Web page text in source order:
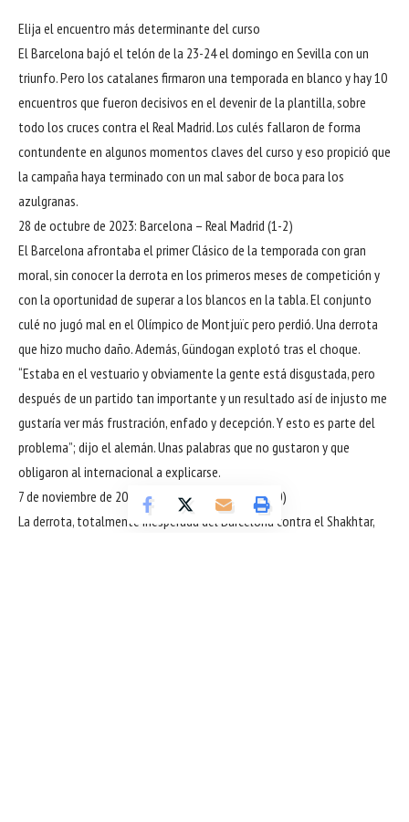
Elija el encuentro más determinante del curso
El Barcelona bajó el telón de la 23-24 el domingo en Sevilla con un
triunfo. Pero los catalanes firmaron una temporada en blanco y hay 10
encuentros que fueron decisivos en el devenir de la plantilla, sobre
todo los cruces contra el Real Madrid. Los culés fallaron de forma
contundente en algunos momentos claves del curso y eso propició que
la campaña haya terminado con un mal sabor de boca para los
azulgranas.
28 de octubre de 2023: Barcelona – Real Madrid (1-2)
El Barcelona afrontaba el primer Clásico de la temporada con gran
moral, sin conocer la derrota en los primeros meses de competición y
con la oportunidad de superar a los blancos en la tabla. El conjunto
culé no jugó mal en el Olímpico de Montjuïc pero perdió. Una derrota
que hizo mucho daño. Además, Gündogan explotó tras el choque.
“Estaba en el vestuario y obviamente la gente está disgustada, pero
después de un partido tan importante y un resultado así de injusto me
gustaría ver más frustración, enfado y decepción. Y esto es parte del
problema”; dijo el alemán. Unas palabras que no gustaron y que
obligaron al internacional a explicarse.
7 de noviembre de 2023: Shakhtar – Barcelona (1-0)
La derrota, totalmente inesperada del Barcelona contra el Shakhtar,